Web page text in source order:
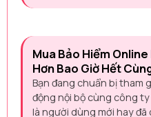
Mua Bảo Hiểm
Hơn Bao Giờ Hết
Bạn đang chuẩn bị tham
động nội bộ cùng công
là người dùng mới hay